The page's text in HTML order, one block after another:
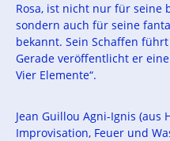
Rosa, ist nicht nur für
sondern auch für seine
bekannt. Sein Schaffen
Gerade veröffentlicht er
Vier Elemente“.
Jean Guillou Agni-Ignis (aus
Improvisation, Feuer und